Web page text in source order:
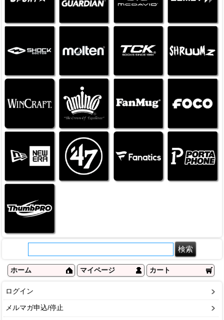
ホーム マイページ カート
ログイン
メルマガ申込/停止